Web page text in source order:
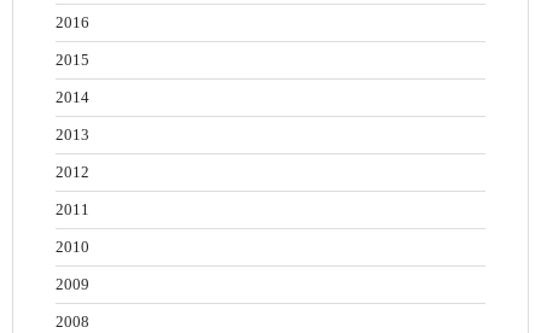
2016
2015
2014
2013
2012
2011
2010
2009
2008